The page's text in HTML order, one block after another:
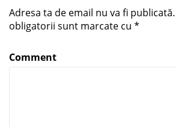
Adresa ta de email nu va fi publicată.
obligatorii sunt marcate cu *
Comment